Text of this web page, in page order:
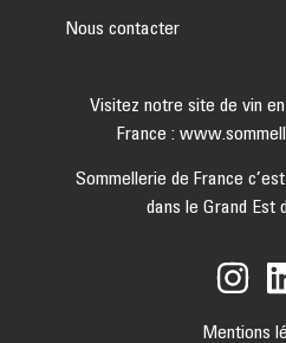
Nous contacter
Visitez notre site de vin
France :
Sommellerie de France
dans le Grand Est
Mentions